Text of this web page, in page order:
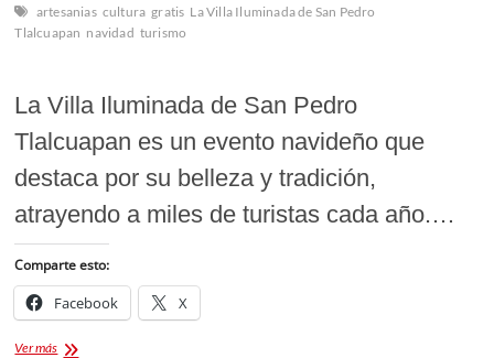
artesanias cultura gratis La Villa Iluminada de San Pedro
Tlalcuapan navidad turismo
La Villa Iluminada de San Pedro
Tlalcuapan es un evento navideño que
destaca por su belleza y tradición,
atrayendo a miles de turistas cada año.…
Comparte esto:
Facebook X
Ver másVilla